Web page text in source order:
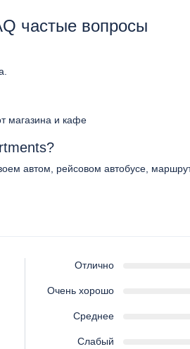
частые вопросы
магазина и кафе
автом, рейсовом автобусе,
Отлично
Очень хорошо
Среднее
Слабый